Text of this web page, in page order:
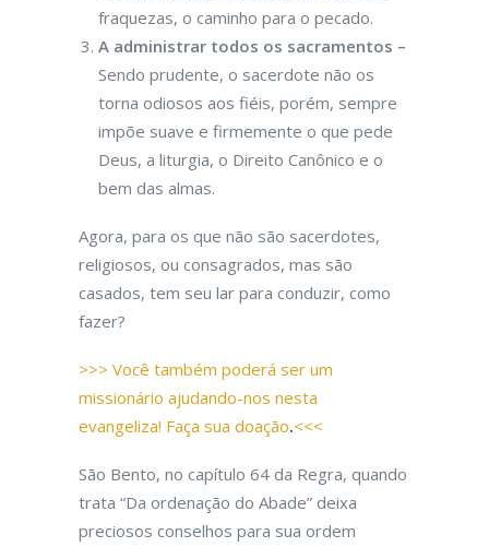
fraquezas, o caminho para o pecado.
A administrar todos os sacramentos –
Sendo prudente, o sacerdote não os
torna odiosos aos fiéis, porém, sempre
impõe suave e firmemente o que pede
Deus, a liturgia, o Direito Canônico e o
bem das almas.
Agora, para os que não são sacerdotes,
religiosos, ou consagrados, mas são
casados, tem seu lar para conduzir, como
fazer?
>>> Você também poderá ser um
missionário ajudando-nos nesta
evangeliza! Faça sua doação.<<<
São Bento, no capítulo 64 da Regra, quando
trata “Da ordenação do Abade” deixa
preciosos conselhos para sua ordem